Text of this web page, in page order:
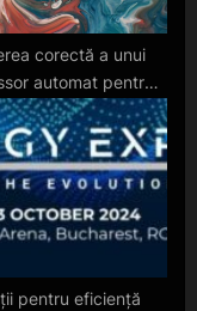
corectă a unui
automat pentru
perfectă
pentru eficiență